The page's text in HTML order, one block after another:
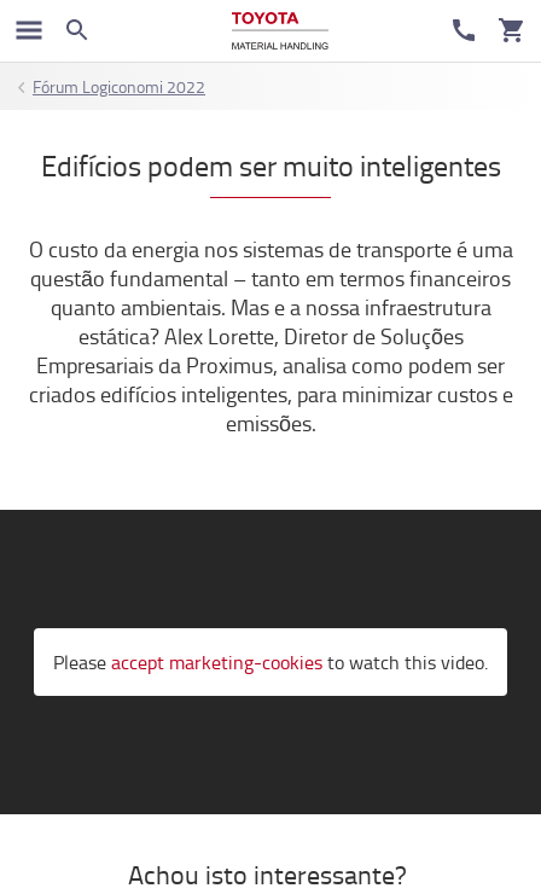
Fórum Logiconomi 2022
Edifícios podem ser muito inteligentes
O custo da energia nos sistemas de transporte é uma
questão fundamental – tanto em termos financeiros
quanto ambientais. Mas e a nossa infraestrutura
estática? Alex Lorette, Diretor de Soluções
Empresariais da Proximus, analisa como podem ser
criados edifícios inteligentes, para minimizar custos e
emissões.
Pleaseaccept marketing-cookiesto watch this video.
Achou isto interessante?